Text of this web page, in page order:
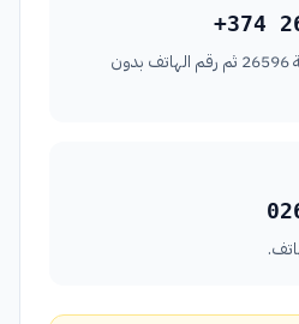
+374
اطلب +374 ثم رمز المدينة 26596 ثم رقم الهاتف بدون